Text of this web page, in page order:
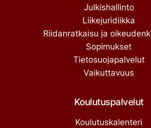
Julkishallinto
Liikejuridiikka
Riidanratkaisu ja
Sopimukset
Tietosuojapalvelut
Vaikuttavuus
Koulutuspalvelut
Koulutuskalenteri